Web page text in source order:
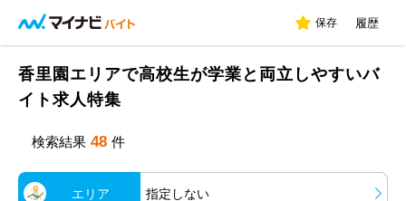
保存 履歴
香里園エリアで高校生が学業と両立しやすいバ
イト求人特集
検索結果 48 件
エリア 指定しない